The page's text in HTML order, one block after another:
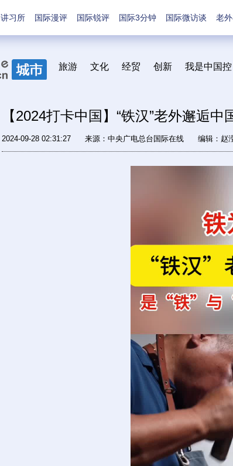
讲习所 国际漫评 国际锐评 国际3分钟 国际微访谈 老
旅游 文化 经贸 创新 我是中国控
【2024打卡中国】“铁汉”老外邂逅中
2024-09-28 02:31:27 来源：中央广电总台国际在线 编辑：赵